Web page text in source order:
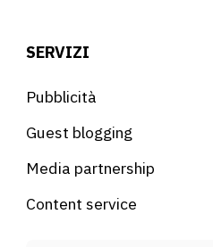
SERVIZI
Pubblicità
Guest blogging
Media partnership
Content service